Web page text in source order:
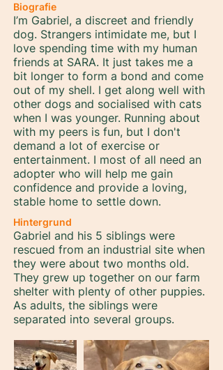
Biografie
I’m Gabriel, a discreet and friendly
dog. Strangers intimidate me, but I
love spending time with my human
friends at SARA. It just takes me a
bit longer to form a bond and come
out of my shell. I get along well with
other dogs and socialised with cats
when I was younger. Running about
with my peers is fun, but I don't
demand a lot of exercise or
entertainment. I most of all need an
adopter who will help me gain
confidence and provide a loving,
stable home to settle down.
Hintergrund
Gabriel and his 5 siblings were
rescued from an industrial site when
they were about two months old.
They grew up together on our farm
shelter with plenty of other puppies.
As adults, the siblings were
separated into several groups.